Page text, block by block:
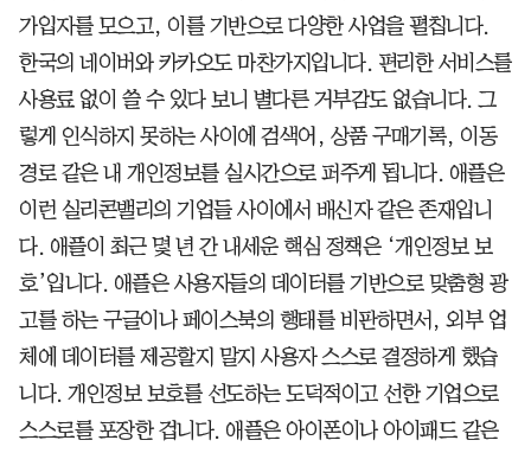
가입자를 모으고, 이를 기반으로 다양한 사업을 펼칩니다.
한국의 네이버와 카카오도 마찬가지입니다. 편리한 서비스를
사용료 없이 쓸 수 있다 보니 별다른 거부감도 없습니다. 그
렇게 인식하지 못하는 사이에 검색어, 상품 구매기록, 이동
경로 같은 내 개인정보를 실시간으로 퍼주게 됩니다. 애플은
이런 실리콘밸리의 기업들 사이에서 배신자 같은 존재입니
다. 애플이 최근 몇 년 간 내세운 핵심 정책은 ‘개인정보 보
호’입니다. 애플은 사용자들의 데이터를 기반으로 맞춤형 광
고를 하는 구글이나 페이스북의 행태를 비판하면서, 외부 업
체에 데이터를 제공할지 말지 사용자 스스로 결정하게 했습
니다. 개인정보 보호를 선도하는 도덕적이고 선한 기업으로
스스로를 포장한 겁니다. 애플은 아이폰이나 아이패드 같은